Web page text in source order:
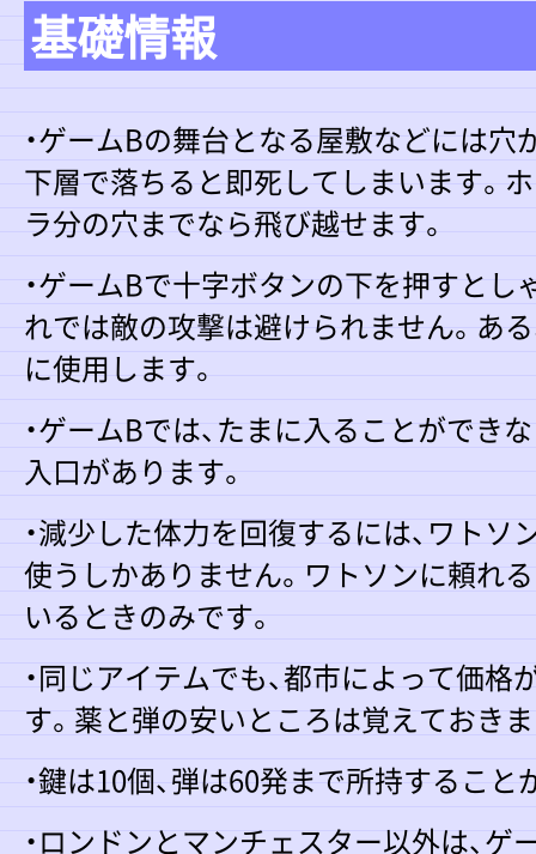
基礎情報
・ゲームBの舞台となる屋敷などには穴
下層で落ちると即死してしまいます。
ラ分の穴までなら飛び越せます。
・ゲームBで十字ボタンの下を押すとし
れでは敵の攻撃は避けられません。あ
に使用します。
・ゲームBでは、たまに入ることができ
入口があります。
・減少した体力を回復するには、ワトソ
使うしかありません。ワトソンに頼れ
いるときのみです。
・同じアイテムでも、都市によって価格
す。薬と弾の安いところは覚えておき
・鍵は10個、弾は60発まで所持すること
・ロンドンとマンチェスター以外は、ゲ